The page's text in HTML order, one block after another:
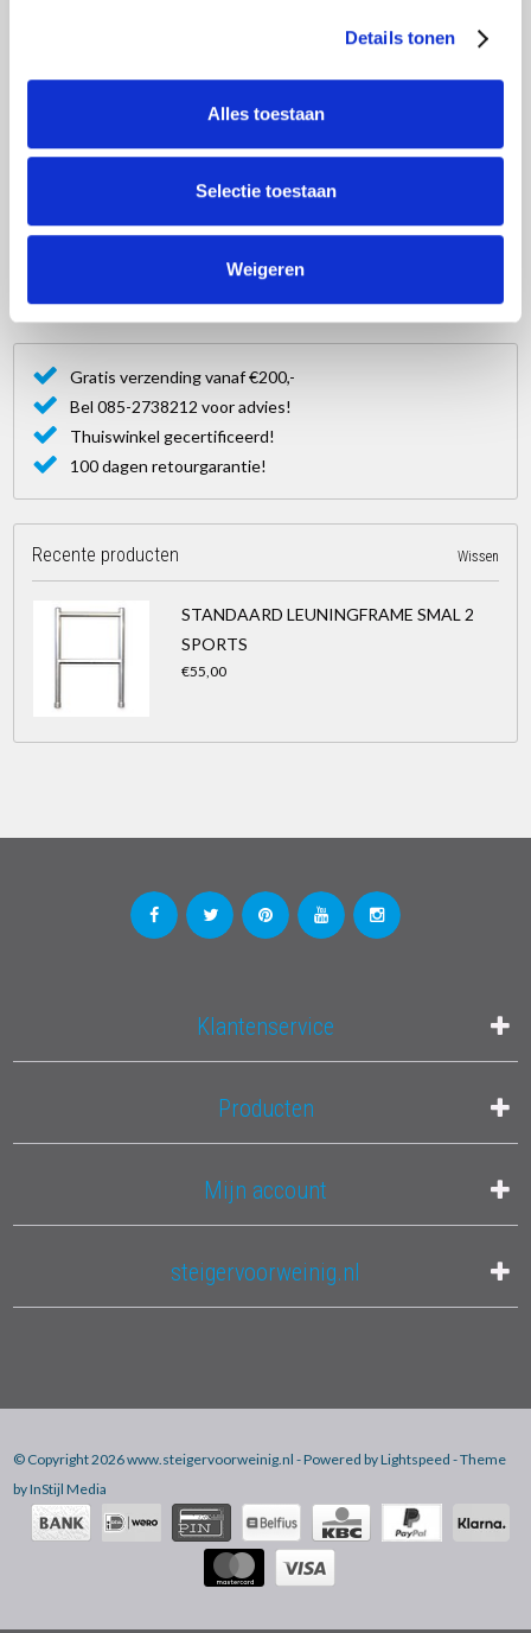
Details tonen
Alles toestaan
Selectie toestaan
Weigeren
Ladders
Hoogwerker
Gratis verzending vanaf €200,-
Bel 085-2738212 voor advies!
Thuiswinkel gecertificeerd!
100 dagen retourgarantie!
Recente producten Wissen
STANDAARD LEUNINGFRAME SMAL 2
SPORTS
€55,00
Klantenservice
Producten
Mijn account
steigervoorweinig.nl
© Copyright 2026 www.steigervoorweinig.nl - Powered byLightspeed - Theme
byInStijl Media